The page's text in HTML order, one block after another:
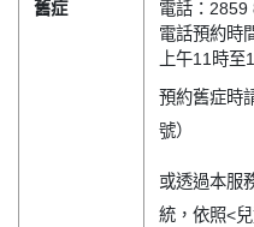
舊症
電話：2859
電話預約時
上午11時
預約舊症時
號）
或透過本服
統，依照<